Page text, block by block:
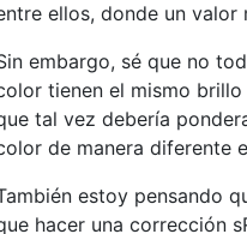
ellos, donde un valor
embargo, sé que no
tienen el mismo
tal vez debería
de manera diferente
estoy pensando
hacer una corrección